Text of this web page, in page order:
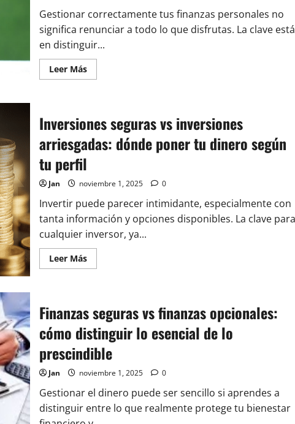
presupuesto
inteligente
Gestionar correctamente tus finanzas personales no
significa renunciar a todo lo que disfrutas. La clave está
en distinguir...
Leer MásLeer
más
que
valen
la
pena
y
los
que
debes
evitar
Inversiones seguras vs inversiones
arriesgadas: dónde poner tu dinero según
tu perfil
Jan noviembre 1, 2025 0
Invertir puede parecer intimidante, especialmente con
tanta información y opciones disponibles. La clave para
cualquier inversor, ya...
Leer MásLeer
más
vs
inversiones
arriesgadas:
dónde
poner
tu
dinero
según
tu
perfil
Finanzas seguras vs finanzas opcionales:
cómo distinguir lo esencial de lo
prescindible
Jan noviembre 1, 2025 0
Gestionar el dinero puede ser sencillo si aprendes a
distinguir entre lo que realmente protege tu bienestar